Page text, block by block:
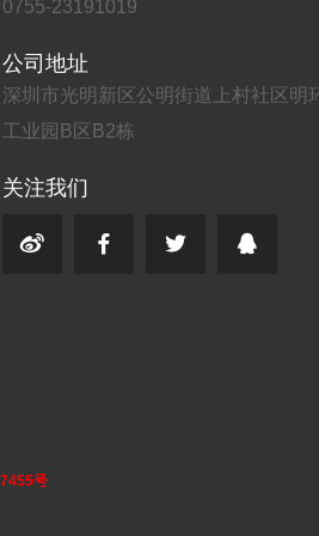
0755-23191019
公司地址
深圳市光明新区公明街道上村社区明
工业园B区B2栋
关注我们
号